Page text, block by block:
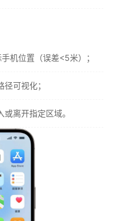
机位置（误差<5米）；
可视化；
离开指定区域。